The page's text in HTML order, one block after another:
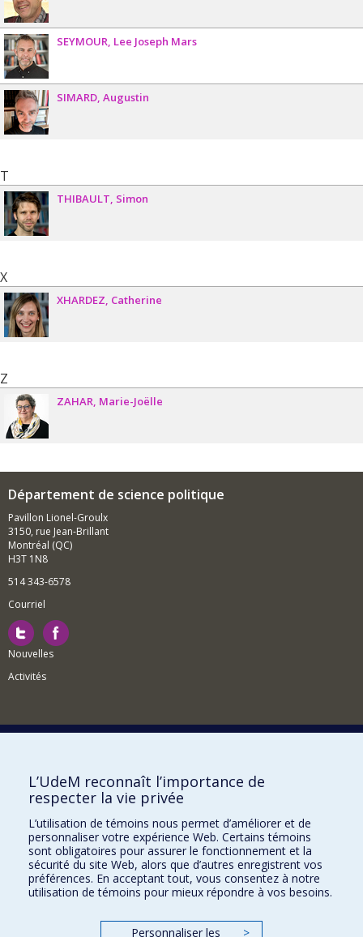
SEYMOUR Lee Joseph Mars
SIMARD Augustin
T
THIBAULT Simon
X
XHARDEZ Catherine
Z
ZAHAR Marie-Joëlle
Département de science politique
Pavillon Lionel-Groulx
3150, rue Jean-Brillant
Montréal (QC)
H3T 1N8
514 343-6578
Courriel
Nouvelles
Activités
Comment soutenir le Département?
BESOIN D'AIDE?
Plan du site
Signaler une erreur
Accessibilité
FACULTÉ DES ARTS ET DES SCIENCES
Nos départements et écoles
L’UdeM reconnaît l’importance de
respecter la vie privée
L’utilisation de témoins nous permet d’améliorer et de
personnaliser votre expérience Web. Certains témoins
sont obligatoires pour assurer le fonctionnement et la
sécurité du site Web, alors que d’autres enregistrent vos
préférences. En acceptant tout, vous consentez à notre
utilisation de témoins pour mieux répondre à vos besoins.
Personnaliser les >